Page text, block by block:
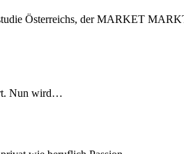
Österreichs, der MARKET
Nun wird…